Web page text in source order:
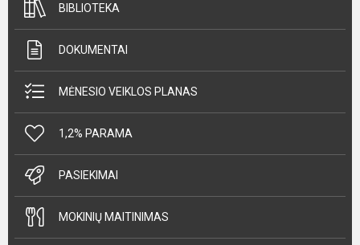
BIBLIOTEKA
DOKUMENTAI
MĖNESIO VEIKLOS PLANAS
1,2% PARAMA
PASIEKIMAI
MOKINIŲ MAITINIMAS